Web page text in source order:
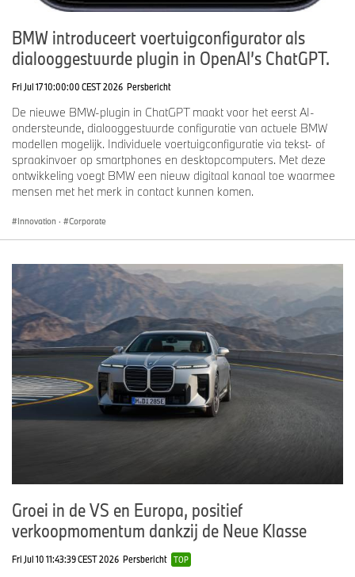
BMW introduceert voertuigconfigurator als
dialooggestuurde plugin in OpenAI’s ChatGPT.
Fri Jul 17 10:00:00 CEST 2026 Persbericht
De nieuwe BMW-plugin in ChatGPT maakt voor het eerst AI-
ondersteunde, dialooggestuurde configuratie van actuele BMW
modellen mogelijk. Individuele voertuigconfiguratie via tekst- of
spraakinvoer op smartphones en desktopcomputers. Met deze
ontwikkeling voegt BMW een nieuw digitaal kanaal toe waarmee
mensen met het merk in contact kunnen komen.
Innovation · Corporate
Groei in de VS en Europa, positief
verkoopmomentum dankzij de Neue Klasse
Fri Jul 10 11:43:39 CEST 2026 Persbericht TOP